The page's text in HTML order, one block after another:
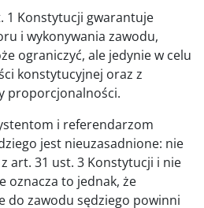
1 Konstytucji gwarantuje
i wykonywania zawodu,
ograniczyć, ale jedynie w celu
konstytucyjnej oraz z
proporcjonalności.
i referendarzom
jest nieuzasadnione: nie
art. 31 ust. 3 Konstytucji i nie
oznacza to jednak, że
do zawodu sędziego powinni